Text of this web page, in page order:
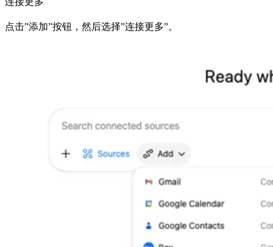
点击”添加”按钮，然后选择”连接更多”。